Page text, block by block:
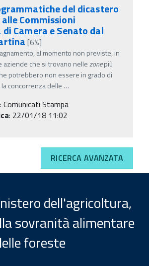
del dicastero
Commissioni
Camera e Senato dal
[6%]
al momento non previste, in
aziende che si trovano nellezonepiù
potrebbero non essere in grado di
concorrenza delle …
: Comunicati Stampa
: 22/01/18 11:02
RICERCA AVANZATA
dell'agricoltura,
sovranità alimentare
foreste